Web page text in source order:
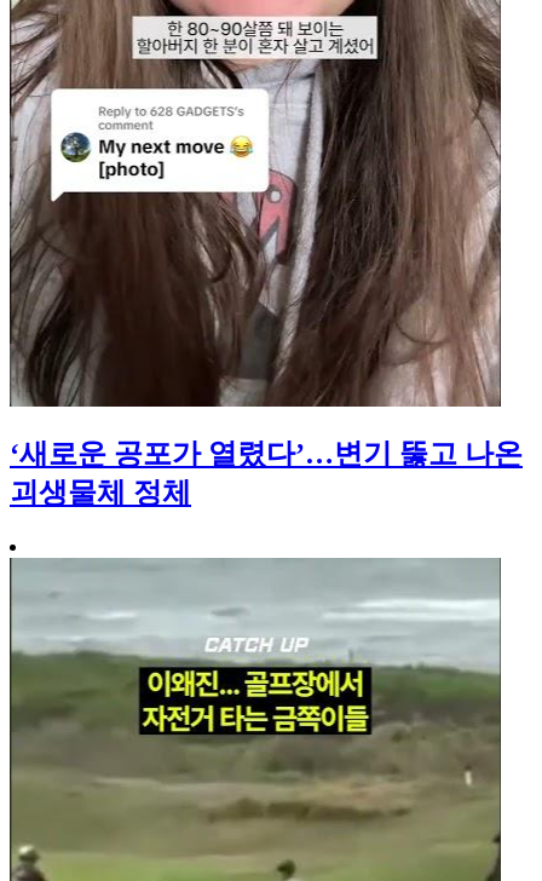
‘새로운 공포가 열렸다’…변기 뚫고 나온
괴생물체 정체